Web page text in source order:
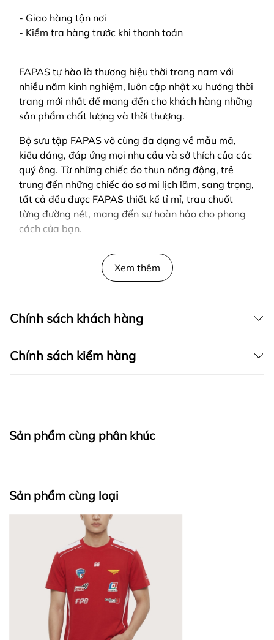
- Giao hàng tận nơi
- Kiểm tra hàng trước khi thanh toán
FAPAS tự hào là thương hiệu thời trang nam với
nhiều năm kinh nghiệm, luôn cập nhật xu hướng thời
trang mới nhất để mang đến cho khách hàng những
sản phẩm chất lượng và thời thượng.
Bộ sưu tập FAPAS vô cùng đa dạng về mẫu mã,
kiểu dáng, đáp ứng mọi nhu cầu và sở thích của các
quý ông. Từ những chiếc áo thun năng động, trẻ
trung đến những chiếc áo sơ mi lịch lãm, sang trọng,
tất cả đều được FAPAS thiết kế tỉ mỉ, trau chuốt
từng đường nét, mang đến sự hoàn hảo cho phong
cách của bạn.
SẢN PHẨM ĐƯỢC THIẾT KẾ BỞI FAPAS
Xem thêm
Chính sách khách hàng
Chính sách kiểm hàng
Sản phẩm cùng phân khúc
Sản phẩm cùng loại